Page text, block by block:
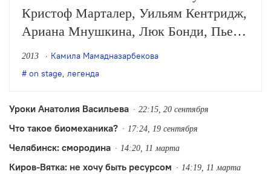
Кристоф Марталер, Уильям Кентридж,
Ариана Мнушкина, Люк Бонди, Пьер
Ришар, Режис Обадиа, Ясмина Реза
и еще несколько сотен актеров,
уже вписаны в новейшую театральную
историю. Однако для России Лекок —
глава, исключенная из учебников.
2013
Камила Мамадназарбекова
on stage, легенда
Уроки Анатолия Васильева 22:15, 20 сентября
Что такое биомеханика? 17:24, 19 сентября
Челябинск: смородина 14:20, 11 марта
Киров-Вятка: не хочу быть ресурсом 14:19, 11 марта